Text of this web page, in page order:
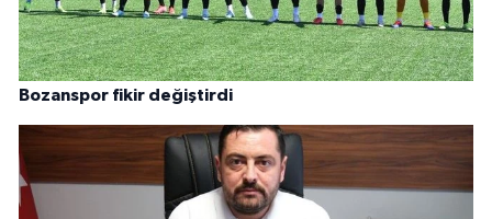
Bozanspor fikir değiştirdi